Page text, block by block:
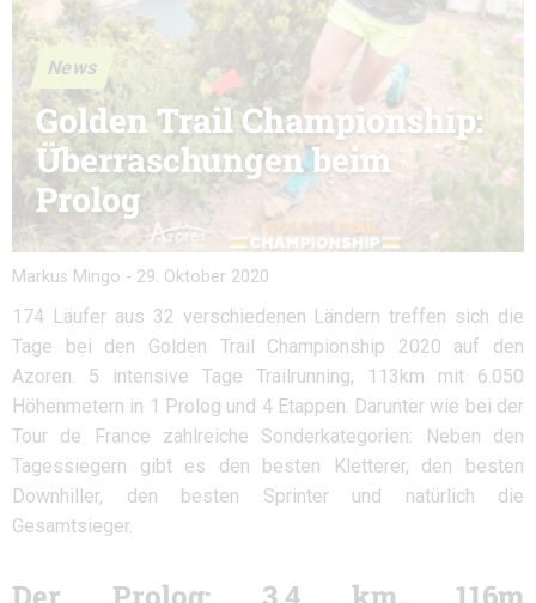
News
Golden Trail Championship:
Überraschungen beim
Prolog
Markus Mingo - 29. Oktober 2020
174 Läufer aus 32 verschiedenen Ländern treffen sich die
Tage bei den Golden Trail Championship 2020 auf den
Azoren. 5 intensive Tage Trailrunning, 113km mit 6.050
Höhenmetern in 1 Prolog und 4 Etappen. Darunter wie bei der
Tour de France zahlreiche Sonderkategorien: Neben den
Tagessiegern gibt es den besten Kletterer, den besten
Downhiller, den besten Sprinter und natürlich die
Gesamtsieger.